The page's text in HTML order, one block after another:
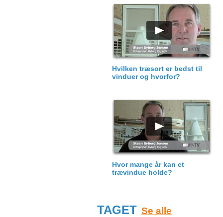
Hvilken træsort er bedst til
vinduer og hvorfor?
Hvor mange år kan et
trævindue holde?
TAGET Se alle